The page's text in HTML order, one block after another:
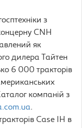
з
CNH
як
дилера Тайтен
6 000 тракторів
компаній з
.
Case IH в